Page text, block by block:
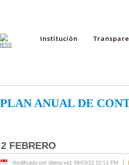
Institución
PLAN ANUAL DE
2 FEBRERO
Modificado por última vez 09/03/22 02:51 PM